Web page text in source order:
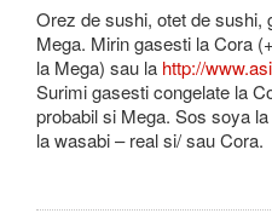
Orez de sushi, otet de sushi,
Mega. Mirin gasesti la Cora
la Mega) sau la http://
Surimi gasesti congelate la
probabil si Mega. Sos soya
la wasabi – real si/ sau Cora.